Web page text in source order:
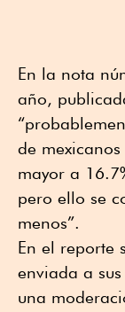
En la nota
año,
de
mayor a
pero ello se
menos”.
En el reporte
enviada a
una